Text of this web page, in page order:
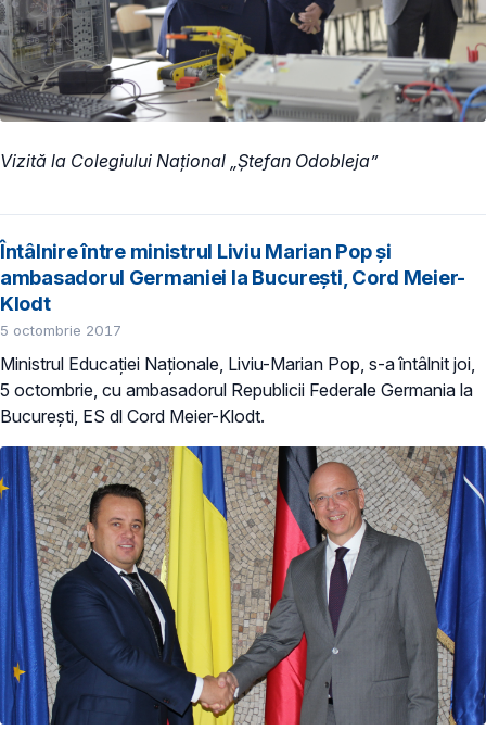
Vizită la Colegiului Național „Ștefan Odobleja”
Întâlnire între ministrul Liviu Marian Pop și
ambasadorul Germaniei la București, Cord Meier-
Klodt
5 octombrie 2017
Ministrul Educației Naționale, Liviu-Marian Pop, s-a întâlnit joi,
5 octombrie, cu ambasadorul Republicii Federale Germania la
București, ES dl Cord Meier-Klodt.